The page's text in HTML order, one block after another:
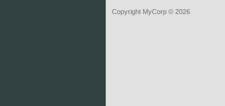
Copyright MyCorp © 2026